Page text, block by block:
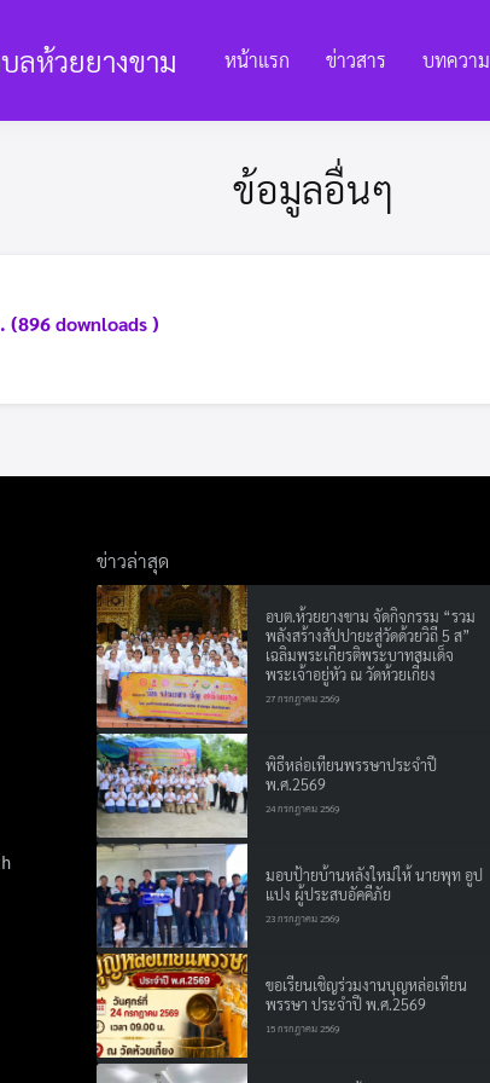
ลห้วยยางขาม หน้าแรก ข่าวสาร บทความ
ข้อมูลด้านการพัฒนา
E-Service ยื่นแบบคำร้อง การประเมิน ITA
Search
for:
Search
ข้อมูลอื่นๆ
downloads )
ข่าวล่าสุด
อบต.ห้วยยางขาม จัดกิจกรรม “รวม
พลังสร้างสัปปายะสู่วัดด้วยวิถี 5 ส”
เฉลิมพระเกียรติพระบาทสมเด็จ
พระเจ้าอยู่หัว ณ วัดห้วยเกี๋ยง
27 กรกฎาคม 2569
พิธีหล่อเทียนพรรษาประจำปี
พ.ศ.2569
24 กรกฎาคม 2569
มอบป้ายบ้านหลังใหม่ให้ นายพุท อูป
แปง ผู้ประสบอัคคีภัย
23 กรกฎาคม 2569
ขอเรียนเชิญร่วมงานบุญหล่อเทียน
พรรษา ประจำปี พ.ศ.2569
15 กรกฎาคม 2569